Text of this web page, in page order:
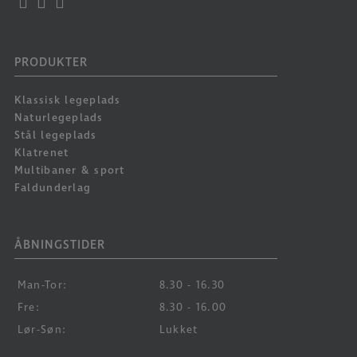
PRODUKTER
Klassisk legeplads
Naturlegeplads
Stål legeplads
Klatrenet
Multibaner & sport
Faldunderlag
ÅBNINGSTIDER
Man-Tor:
8.30 - 16.30
Fre:
8.30 - 16.00
Lør-Søn:
Lukket